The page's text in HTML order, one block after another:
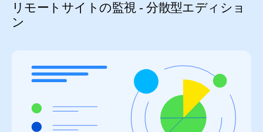
リモートサイトの監視 - 分散型エディショ
ン